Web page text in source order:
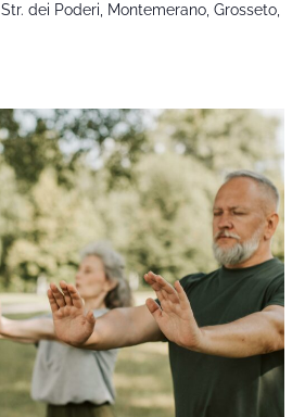
Str. dei Poderi, Montemerano, Grosseto,